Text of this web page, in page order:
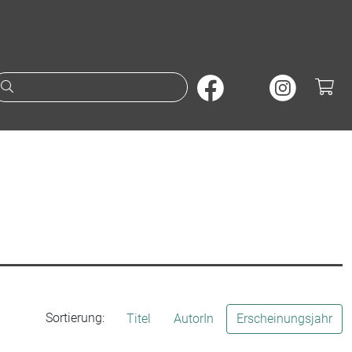
Suche nach Büchern oder
Sortierung: Titel AutorIn Erscheinungsjahr